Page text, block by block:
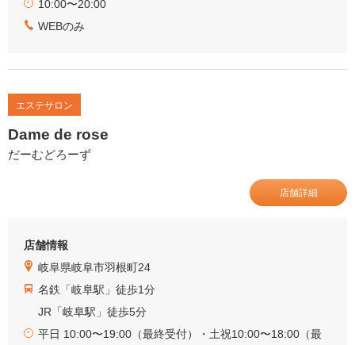
10:00〜20:00
WEBのみ
エステサロン
Dame de rose
だーむどろーず
店舗詳細
店舗情報
岐阜県岐阜市羽根町24
名鉄「岐阜駅」徒歩1分
JR「岐阜駅」徒歩5分
平日 10:00〜19:00（最終受付）・土祝10:00〜18:00（最